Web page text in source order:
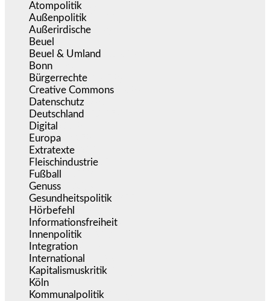
Atompolitik
Außenpolitik
Außerirdische
Beuel
Beuel & Umland
Bonn
Bürgerrechte
Creative Commons
Datenschutz
Deutschland
Digital
Europa
Extratexte
Fleischindustrie
Fußball
Genuss
Gesundheitspolitik
Hörbefehl
Informationsfreiheit
Innenpolitik
Integration
International
Kapitalismuskritik
Köln
Kommunalpolitik